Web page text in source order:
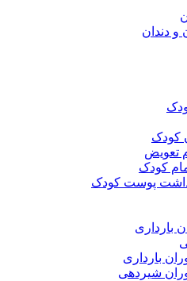
دندان
کودک
تعویض
کودک
پوست کودک
بارداری
بارداری
شیردهی